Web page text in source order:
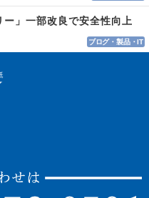
」一部改良で安全性向上
ブログ・製品・IT